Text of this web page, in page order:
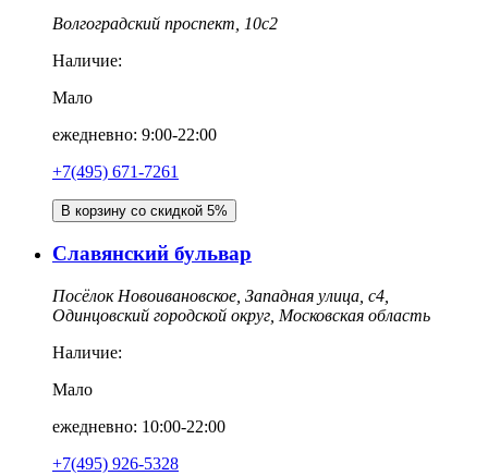
Волгоградский проспект, 10с2
Наличие:
Мало
ежедневно: 9:00-22:00
+7(495) 671-7261
В корзину со скидкой 5%
Славянский бульвар
Посёлок Новоивановское, Западная улица, с4,
Одинцовский городской округ, Московская область
Наличие:
Мало
ежедневно: 10:00-22:00
+7(495) 926-5328